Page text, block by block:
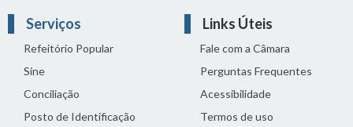
Serviços
Refeitório Popular
Sine
Conciliação
Posto de Identificação
Links Úteis
Fale com a Câmara
Perguntas Frequentes
Acessibilidade
Termos de uso